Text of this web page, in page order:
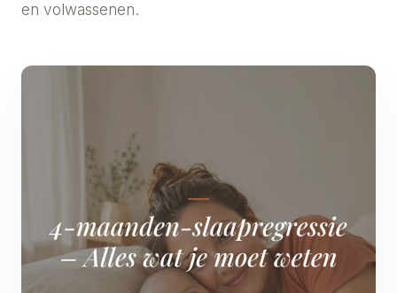
en volwassenen.